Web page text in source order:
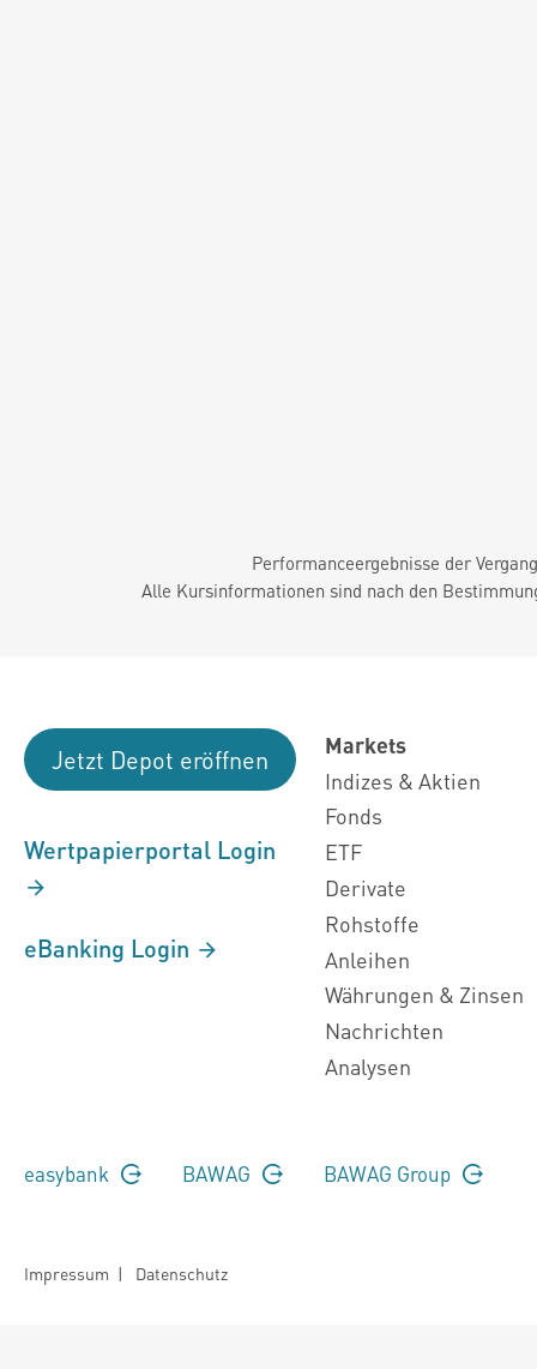
Performanceergebnisse der
Alle Kursinformationen sind nach den
Jetzt Depot eröffnen
Wertpapierportal Login
eBanking Login
Markets
Indizes & Aktien
Fonds
ETF
Derivate
Rohstoffe
Anleihen
Währungen & Zinsen
Nachrichten
Analysen
easybank BAWAG BAWAG Group
Impressum | Datenschutz